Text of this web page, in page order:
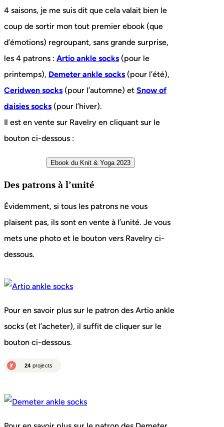
4 saisons, je me suis dit que cela valait bien le
coup de sortir mon tout premier ebook (que
d’émotions) regroupant, sans grande surprise,
les 4 patrons : Artio ankle socks (pour le
printemps), Demeter ankle socks (pour l’été),
Ceridwen socks (pour l’automne) et Snow of
daisies socks (pour l’hiver).
Il est en vente sur Ravelry en cliquant sur le
bouton ci-dessous :
Des patrons à l’unité
Évidemment, si tous les patrons ne vous
plaisent pas, ils sont en vente à l’unité. Je vous
mets une photo et le bouton vers Ravelry ci-
dessous.
Pour en savoir plus sur le patron des Artio ankle
socks (et l’acheter), il suffit de cliquer sur le
bouton ci-dessous.